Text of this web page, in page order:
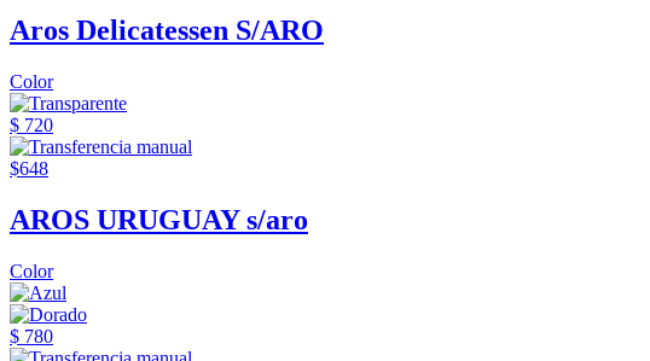
Aros Delicatessen S/ARO
Color
$ 720
$648
AROS URUGUAY s/aro
Color
$ 780